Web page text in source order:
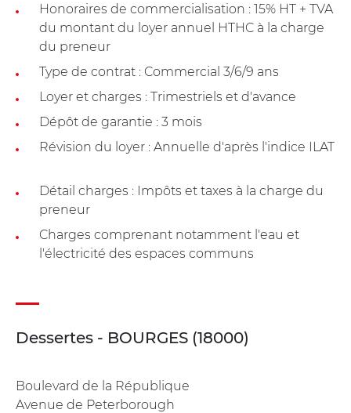
Honoraires de commercialisation : 15% HT + TVA
du montant du loyer annuel HTHC à la charge
du preneur
Type de contrat : Commercial 3/6/9 ans
Loyer et charges : Trimestriels et d'avance
Dépôt de garantie : 3 mois
Révision du loyer : Annuelle d'après l'indice ILAT
Détail charges : Impôts et taxes à la charge du
preneur
Charges comprenant notamment l'eau et
l'électricité des espaces communs
Dessertes - BOURGES (18000)
Boulevard de la République
Avenue de Peterborough